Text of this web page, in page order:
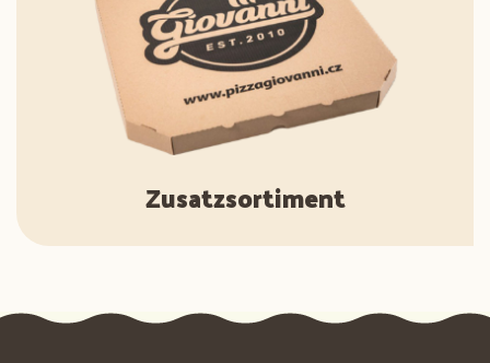
Zusatzsortiment